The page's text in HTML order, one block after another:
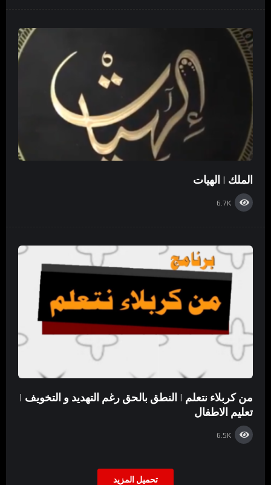
الملك | الهيات
6.7K
من كربلاء نتعلم | النطق بالحق رغم التهديد و التخويف |
تعليم الاطفال
6.5K
تحميل المزيد